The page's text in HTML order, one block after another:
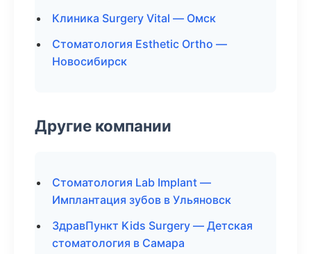
Клиника Surgery Vital — Омск
Стоматология Esthetic Ortho —
Новосибирск
Другие компании
Стоматология Lab Implant —
Имплантация зубов в Ульяновск
ЗдравПункт Kids Surgery — Детская
стоматология в Самара